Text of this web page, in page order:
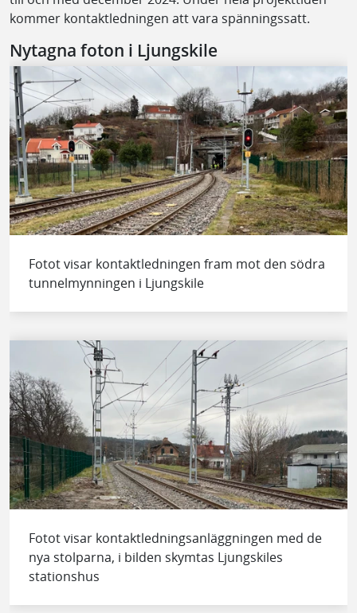
kommer kontaktledningen att vara spänningssatt.
Nytagna foton i Ljungskile
Fotot visar kontaktledningen fram mot den södra
tunnelmynningen i Ljungskile
Fotot visar kontaktledningsanläggningen med de
nya stolparna, i bilden skymtas Ljungskiles
stationshus